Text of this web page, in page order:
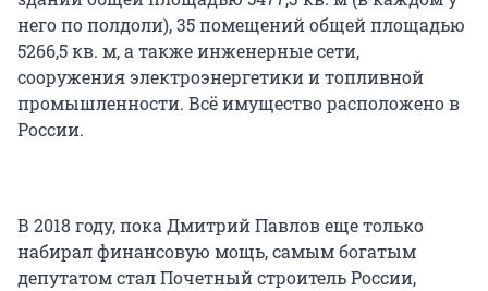
него по полдоли), 35 помещений общей площадью
5266,5 кв. м, а также инженерные сети,
сооружения электроэнергетики и топливной
промышленности. Всё имущество расположено в
России.
В 2018 году, пока Дмитрий Павлов еще только
набирал финансовую мощь, самым богатым
депутатом стал Почетный строитель России,